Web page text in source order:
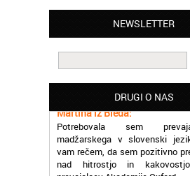
NEWSLETTER
DRUGI O NAS
Matjaž iz Ajdovščine:
Lahko pohvalim vse zaposlene v
Oxford, ker so resnično
prevajalske storitve
Martina iz Bleda:
madžarskega v slovenski
vam rečem, da sem pozitivno
nad hitrostjo in
prevajalcev Akademije Oxford.